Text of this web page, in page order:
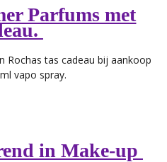
Parfums met
Rochas tas cadeau bij aankoop
vapo spray.
in Make-up